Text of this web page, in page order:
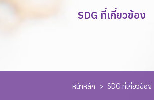
SDG ที่เกี่ยวข้อง
หน้าหลัก > SDG ที่เกี่ยวข้อง